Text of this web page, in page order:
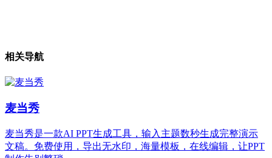
相关导航
麦当秀
麦当秀是一款AI PPT生成工具，输入主题数秒生成完整演示
文稿。免费使用，导出无水印，海量模板，在线编辑，让PPT